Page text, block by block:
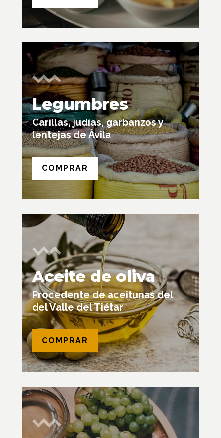
Legumbres
Carillas, judías, garbanzos y
lentejas de Ávila
COMPRAR
Aceite de oliva
Procedente de aceitunas del
del Valle del Tiétar
COMPRAR